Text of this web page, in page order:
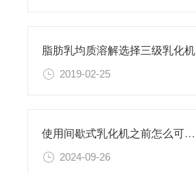
脂肪乳均质溶解选择三级乳化机
2019-02-25
使用间歇式乳化机之前怎么可以不了解这些！
2024-09-26